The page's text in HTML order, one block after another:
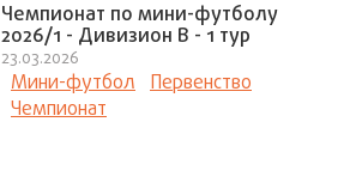
Чемпионат по мини-футболу
2026/1 - Дивизион В - 1 тур
23.03.2026
Мини-футбол Первенство
Чемпионат